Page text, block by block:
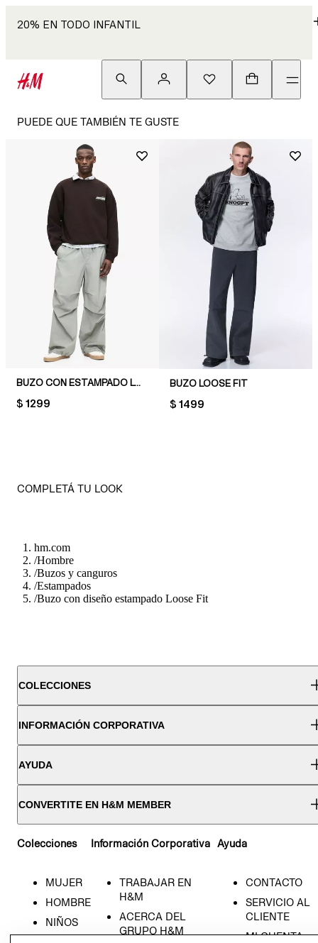
20% EN TODO INFANTIL
PUEDE QUE TAMBIÉN TE GUSTE
BUZO CON ESTAMPADO LOOSE FIT
PRICE:
$ 1299
BUZO LOOSE FIT
PRICE:
$ 1499
COMPLETÁ TU LOOK
hm.com
/Hombre
/Buzos y canguros
/Estampados
/Buzo con diseño estampado Loose Fit
COLECCIONES
INFORMACIÓN CORPORATIVA
AYUDA
CONVERTITE EN H&M MEMBER
Colecciones
MUJER
HOMBRE
NIÑOS
Información Corporativa
TRABAJAR EN
H&M
ACERCA DEL
GRUPO H&M
Ayuda
CONTACTO
SERVICIO AL
CLIENTE
MI CUENTA